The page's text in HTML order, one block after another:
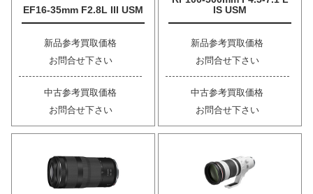
EF16-35mm F2.8L III USM
新品参考買取価格
お問合せ下さい
中古参考買取価格
お問合せ下さい
IS USM
新品参考買取価格
お問合せ下さい
中古参考買取価格
お問合せ下さい